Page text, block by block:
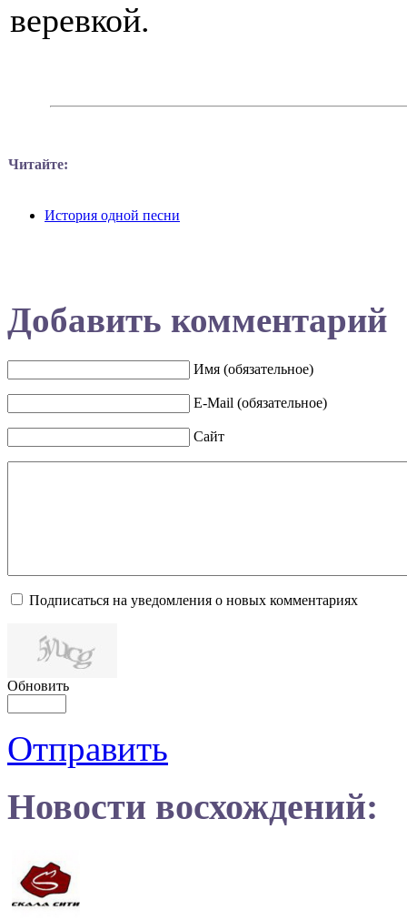
веревкой.
Читайте:
История одной песни
Добавить комментарий
Имя (обязательное)
E-Mail (обязательное)
Сайт
Подписаться на уведомления о новых комментариях
Обновить
Отправить
Новости восхождений: